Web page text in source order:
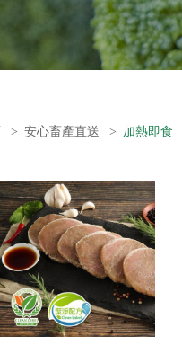
> 安心畜產直送 > 加熱即食